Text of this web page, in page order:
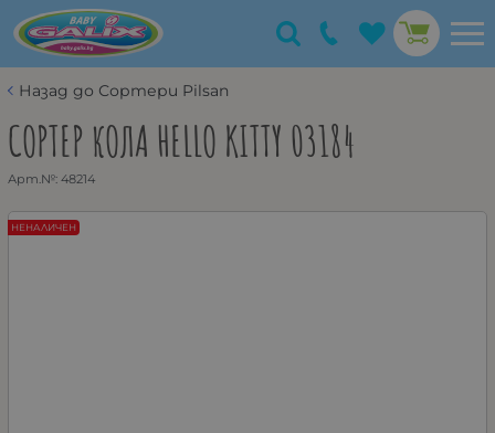
Назад до Сортери Pilsan
СОРТЕР КОЛА HELLO KITTY 03184
Арт.№: 48214
НЕНАЛИЧЕН